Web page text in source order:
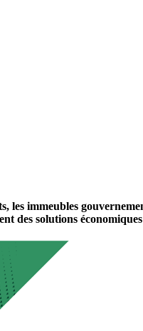
immeubles
des solutions